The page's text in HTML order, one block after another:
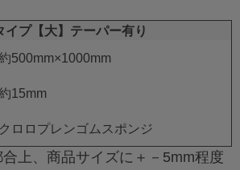
イプ【大】テーパー有り
500mm×1000mm
15mm
クロロプレンゴムスポンジ
上、商品サイズに＋－5mm程度